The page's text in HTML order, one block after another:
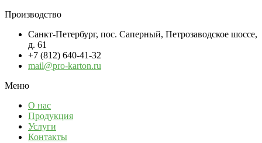
Производство
Санкт-Петербург, пос. Саперный, Петрозаводское шоссе,
д. 61
+7 (812) 640-41-32
mail@pro-karton.ru
Меню
О нас
Продукция
Услуги
Контакты